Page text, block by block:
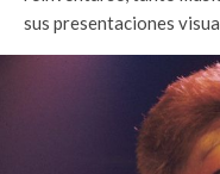
sus presentaciones